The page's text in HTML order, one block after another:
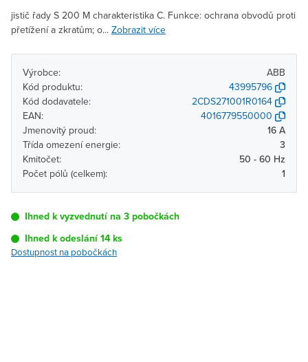
jistič řady S 200 M charakteristika C. Funkce: ochrana obvodů proti
přetížení a zkratům; o... Zobrazit více
Výrobce:
ABB
Kód produktu:
43995796
Kód dodavatele:
2CDS271001R0164
EAN:
4016779550000
Jmenovitý proud:
16 A
Třída omezení energie:
3
Kmitočet:
50 - 60 Hz
Počet pólů (celkem):
1
Ihned k vyzvednutí na 3 pobočkách
Ihned k odeslání 14 ks
Dostupnost na pobočkách